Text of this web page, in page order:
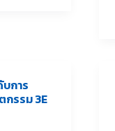
การ
รรม 3E